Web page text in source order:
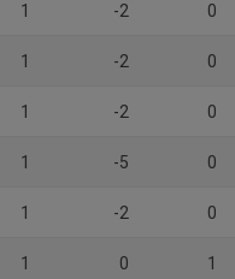
1 -2 0
1 -2 0
1 -2 0
1 -5 0
1 -2 0
1 0 1